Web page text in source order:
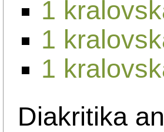
1
1
1
Diakritika